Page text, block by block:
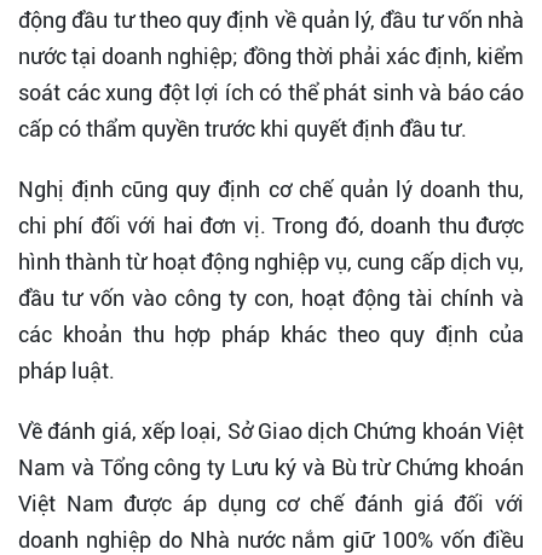
động đầu tư theo quy định về quản lý, đầu tư vốn nhà
nước tại doanh nghiệp; đồng thời phải xác định, kiểm
soát các xung đột lợi ích có thể phát sinh và báo cáo
cấp có thẩm quyền trước khi quyết định đầu tư.
Nghị định cũng quy định cơ chế quản lý doanh thu,
chi phí đối với hai đơn vị. Trong đó, doanh thu được
hình thành từ hoạt động nghiệp vụ, cung cấp dịch vụ,
đầu tư vốn vào công ty con, hoạt động tài chính và
các khoản thu hợp pháp khác theo quy định của
pháp luật.
Về đánh giá, xếp loại, Sở Giao dịch Chứng khoán Việt
Nam và Tổng công ty Lưu ký và Bù trừ Chứng khoán
Việt Nam được áp dụng cơ chế đánh giá đối với
doanh nghiệp do Nhà nước nắm giữ 100% vốn điều